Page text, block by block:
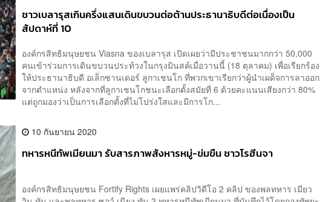
ชาวเบลารุสเกินครึ่งแสนเดินขบวนต่อต้านประธานาธิบดีต่อเนื่องเป็น
สัปดาห์ที่ 10
องค์กรสิทธิมนุษยชน Viasna ของเบลารุส เปิดเผยว่ามีประชาชนมากกว่า 50,000
คนเข้าร่วมการเดินขบวนประท้วงในกรุงมินสค์เมื่อวานนี้ (18 ตุลาคม) เพื่อเรียกร้อง
ให้ประธานาธิบดี อเล็กซานเดอร์ ลูกาเชนโก ที่พวกเขาเรียกว่าผู้นำเผด็จการลาออก
จากตำแหน่ง หลังจากที่ลูกาเชนโกชนะเลือกตั้งสมัยที่ 6 ด้วยคะแนนเสียงกว่า 80%
แต่ถูกมองว่าเป็นการเลือกตั้งที่ไม่โปร่งใสและมีการโก...
10 กันยายน 2020
ทหารหนีทัพเมียนมา รับสารภาพสังหารหมู่-ข่มขืน ชาวโรฮีนจา
องค์กรสิทธิมนุษยชน Fortify Rights เผยแพร่คลิปวิดีโอ 2 คลิป ของพลทหาร เมียว